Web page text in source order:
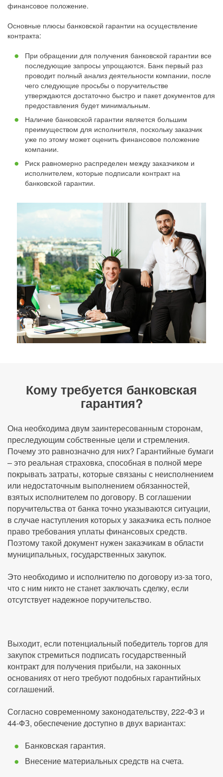
финансовое положение.
Основные плюсы банковской гарантии на осуществление
контракта:
При обращении для получения банковской гарантии все
последующие запросы упрощаются. Банк первый раз
проводит полный анализ деятельности компании, после
чего следующие просьбы о поручительстве
утверждаются достаточно быстро и пакет документов для
предоставления будет минимальным.
Наличие банковской гарантии является большим
преимуществом для исполнителя, поскольку заказчик
уже по этому может оценить финансовое положение
компании.
Риск равномерно распределен между заказчиком и
исполнителем, которые подписали контракт на
банковской гарантии.
Кому требуется банковская
гарантия?
Она необходима двум заинтересованным сторонам,
преследующим собственные цели и стремления.
Почему это равнозначно для них? Гарантийные бумаги
– это реальная страховка, способная в полной мере
покрывать затраты, которые связаны с неисполнением
или недостаточным выполнением обязанностей,
взятых исполнителем по договору. В соглашении
поручительства от банка точно указываются ситуации,
в случае наступления которых у заказчика есть полное
право требования уплаты финансовых средств.
Поэтому такой документ нужен заказчикам в области
муниципальных, государственных закупок.
Это необходимо и исполнителю по договору из-за того,
что с ним никто не станет заключать сделку, если
отсутствует надежное поручительство.
Выходит, если потенциальный победитель торгов для
закупок стремиться подписать государственный
контракт для получения прибыли, на законных
основаниях от него требуют подобных гарантийных
соглашений.
Согласно современному законодательству, 222-ФЗ и
44-ФЗ, обеспечение доступно в двух вариантах:
Банковская гарантия.
Внесение материальных средств на счета.